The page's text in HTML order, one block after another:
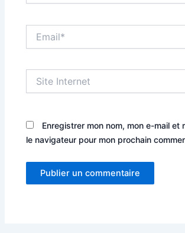
Internet
Enregistrer mon nom, mon e-mail et
le navigateur pour mon prochain